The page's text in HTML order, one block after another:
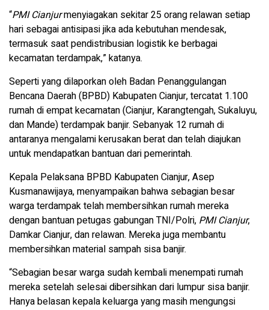
“PMI Cianjurmenyiagakan sekitar 25 orang relawan setiap
hari sebagai antisipasi jika ada kebutuhan mendesak,
termasuk saat pendistribusian logistik ke berbagai
kecamatan terdampak,” katanya.
Seperti yang dilaporkan oleh Badan Penanggulangan
Bencana Daerah (BPBD) Kabupaten Cianjur, tercatat 1.100
rumah di empat kecamatan (Cianjur, Karangtengah, Sukaluyu,
dan Mande) terdampak banjir. Sebanyak 12 rumah di
antaranya mengalami kerusakan berat dan telah diajukan
untuk mendapatkan bantuan dari pemerintah.
Kepala Pelaksana BPBD Kabupaten Cianjur, Asep
Kusmanawijaya, menyampaikan bahwa sebagian besar
warga terdampak telah membersihkan rumah mereka
dengan bantuan petugas gabungan TNI/Polri, PMI Cianjur,
Damkar Cianjur, dan relawan. Mereka juga membantu
membersihkan material sampah sisa banjir.
“Sebagian besar warga sudah kembali menempati rumah
mereka setelah selesai dibersihkan dari lumpur sisa banjir.
Hanya belasan kepala keluarga yang masih mengungsi